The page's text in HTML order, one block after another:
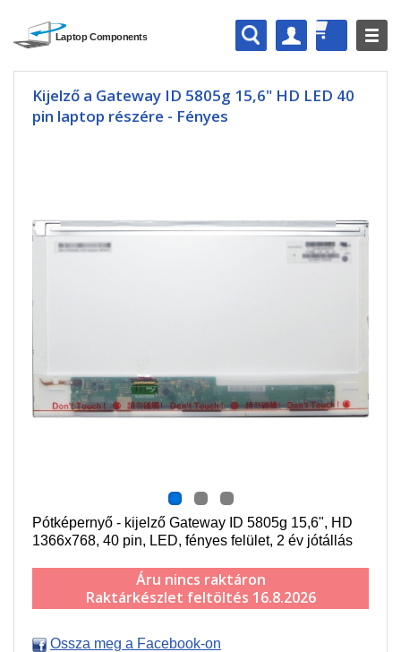
Kijelző a Gateway ID 5805g 15,6" HD LED 40
pin laptop részére - Fényes
Pótképernyő - kijelző Gateway ID 5805g 15,6", HD
1366x768, 40 pin, LED, fényes felület, 2 év jótállás
Áru nincs raktáron
Raktárkészlet feltöltés 16.8.2026
Ossza meg a Facebook-on